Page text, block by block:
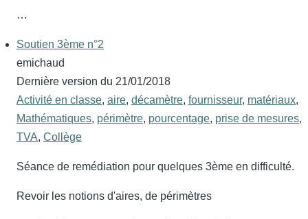
…
Soutien 3ème n°2
emichaud
Dernière version du 21/01/2018
Activité en classe, aire, décamètre, fournisseur, matériaux,
Mathématiques, périmètre, pourcentage, prise de mesures,
TVA, Collège
Séance de remédiation pour quelques 3ème en difficulté.
Revoir les notions d'aires, de périmètres